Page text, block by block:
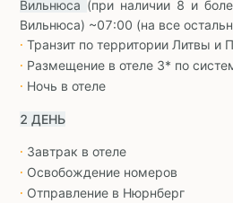
Вильнюса (при наличии 8 и
Вильнюса) ~07:00 (на все
∙ Транзит по территории Литвы и
∙ Размещение в отеле 3* по
∙ Ночь в отеле
2 ДЕНЬ
∙ Завтрак в отеле
∙ Освобождение номеров
∙ Отправление в Нюрнберг